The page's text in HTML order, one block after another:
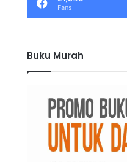
Fans
Buku Murah